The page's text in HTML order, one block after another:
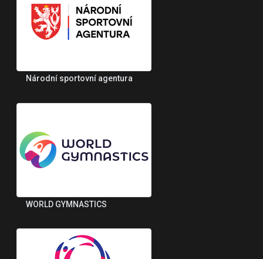
Národní sportovní agentura
WORLD GYMNASTICS